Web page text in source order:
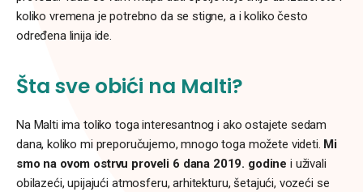
koliko vremena je potrebno da se stigne, a i koliko često
određena linija ide.
Šta sve obići na Malti?
Na Malti ima toliko toga interesantnog i ako ostajete sedam
dana, koliko mi preporučujemo, mnogo toga možete videti. Mi
smo na ovom ostrvu proveli 6 dana 2019. godine i uživali
obilazeći, upijajući atmosferu, arhitekturu, šetajući, vozeći se